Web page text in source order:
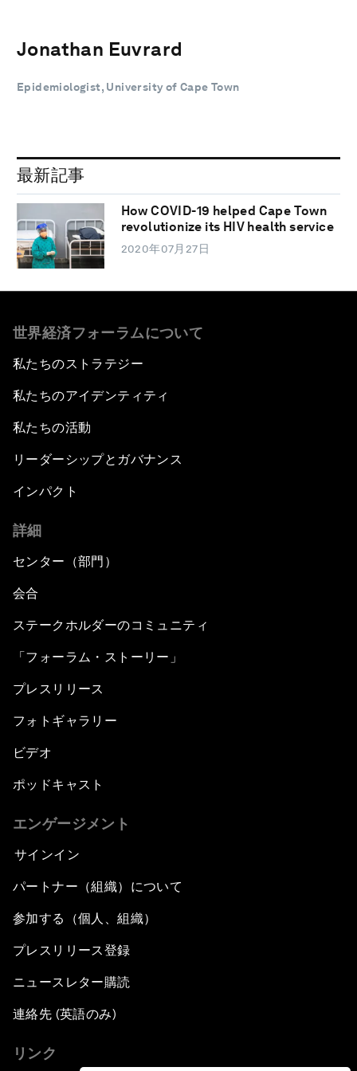
Jonathan Euvrard
Epidemiologist, University of Cape Town
最新記事
How COVID-19 helped Cape Town
revolutionize its HIV health service
2020年07月27日
世界経済フォーラムについて
私たちのストラテジー
私たちのアイデンティティ
私たちの活動
リーダーシップとガバナンス
インパクト
詳細
センター（部門）
会合
ステークホルダーのコミュニティ
「フォーラム・ストーリー」
プレスリリース
フォトギャラリー
ビデオ
ポッドキャスト
エンゲージメント
サインイン
パートナー（組織）について
参加する（個人、組織）
プレスリリース登録
ニュースレター購読
連絡先 (英語のみ)
リンク